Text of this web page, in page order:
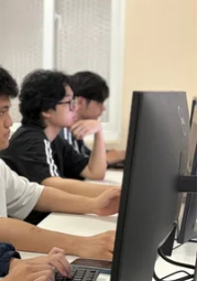
cho rằng kế
và Canada về việc
nhằm thắt chặt
có thể chỉ có tác
tại SPI Asset
không xuất khẩu
Do vậy, tác